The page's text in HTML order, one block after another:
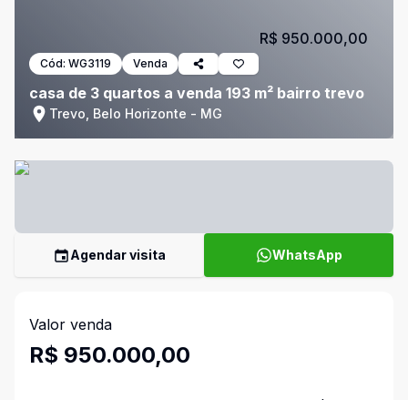
Cód: WG3119 Venda
casa de 3 quartos a venda 193 m² bairro trevo
Trevo, Belo Horizonte - MG
R$ 950.000,00
Agendar visita WhatsApp
Valor venda
R$ 950.000,00